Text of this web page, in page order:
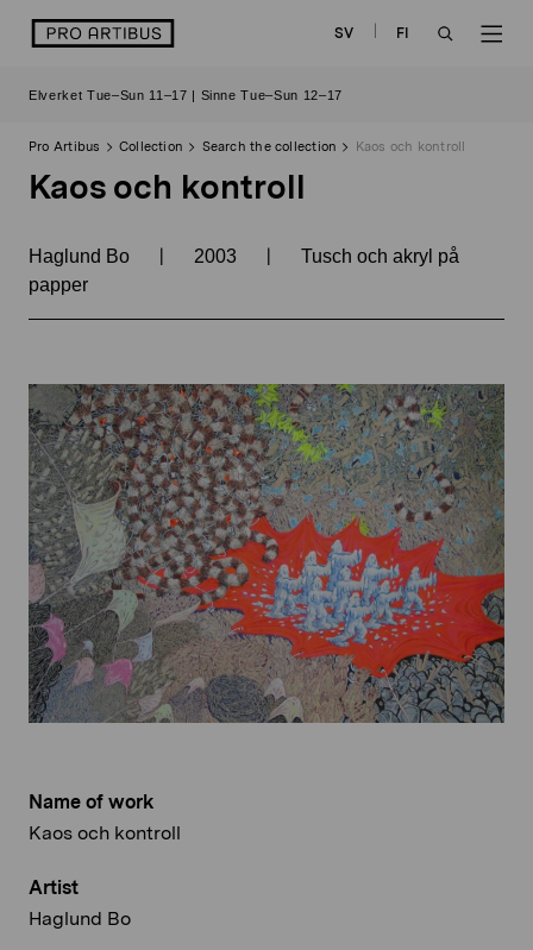
logo SV
FI
Elverket Tue–Sun 11–17 | Sinne Tue–Sun 12–17
Pro Artibus Collection Search the collection Kaos och kontroll
Kaos och kontroll
Haglund Bo | 2003 |
Tusch och akryl på
papper
Name of work
Kaos och kontroll
Artist
Haglund Bo